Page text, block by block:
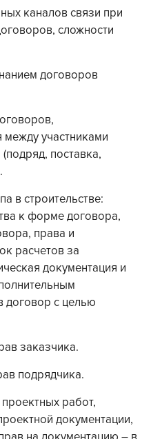
каналов связи при
сложности
договоров
участниками
поставка,
в строительстве:
к форме договора,
права и
расчетов за
документация и
с целью
заказчика.
подрядчика.
работ,
документации,